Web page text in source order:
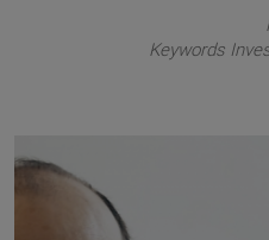
Keywords